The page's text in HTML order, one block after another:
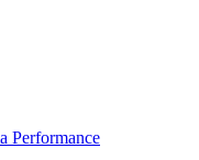
Performance